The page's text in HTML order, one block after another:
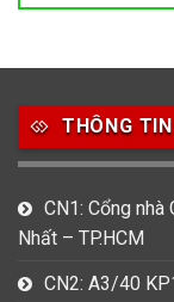
THÔNG
CN1: Cổng
Nhất – TP.HCM
CN2: A3/40